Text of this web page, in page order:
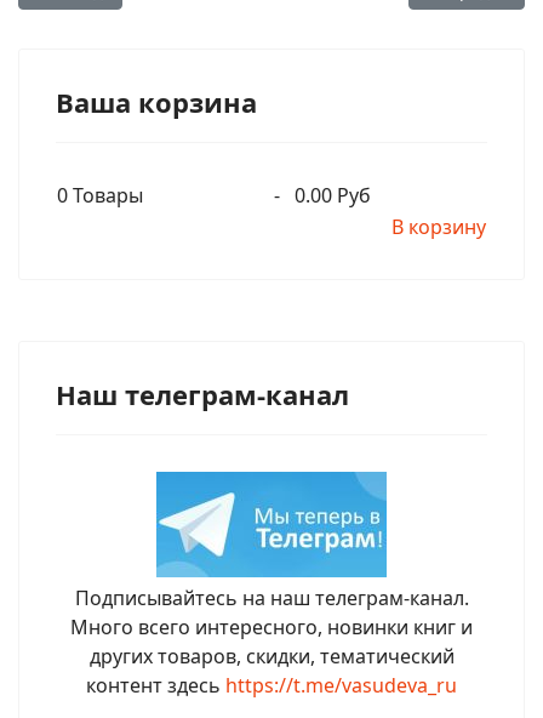
Ваша корзина
0Товары - 0.00 Руб
В корзину
Наш телеграм-канал
Подписывайтесь на наш телеграм-канал.
Много всего интересного, новинки книг и
других товаров, скидки, тематический
контент здесь https://t.me/vasudeva_ru